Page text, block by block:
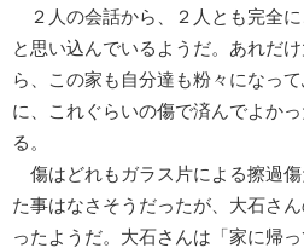
２人の会話から、２人とも完全
と思い込んでいるようだ。あれだ
ら、この家も自分達も粉々になっ
に、これぐらいの傷で済んでよか
る。
傷はどれもガラス片による擦過
た事はなさそうだったが、大石さ
ったようだ。大石さんは「家に帰